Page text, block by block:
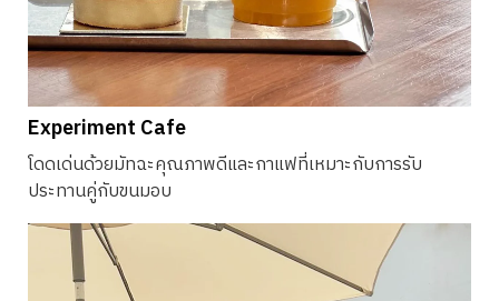
Experiment Cafe
โดดเด่นด้วยมัทฉะคุณภาพดีและกาแฟที่เหมาะกับการรับ
ประทานคู่กับขนมอบ